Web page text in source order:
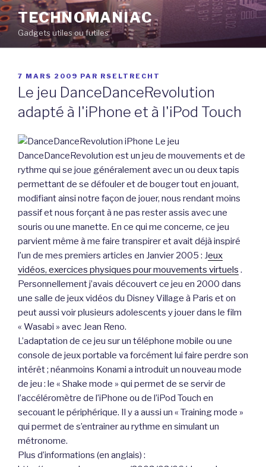
Aller
au
contenu
principal
TECHNOMANIAC
Gadgets utiles ou futiles
PUBLIÉ
LE
7 MARS 2009 PAR RSELTRECHT
Le jeu DanceDanceRevolution
adapté à l'iPhone et à l'iPod Touch
Le jeu
DanceDanceRevolution est un jeu de mouvements et de
rythme qui se joue généralement avec un ou deux tapis
permettant de se défouler et de bouger tout en jouant,
modifiant ainsi notre façon de jouer, nous rendant moins
passif et nous forçant à ne pas rester assis avec une
souris ou une manette. En ce qui me concerne, ce jeu
parvient même à me faire transpirer et avait déjà inspiré
l’un de mes premiers articles en Janvier 2005 : Jeux
vidéos, exercices physiques pour mouvements virtuels .
Personnellement j’avais découvert ce jeu en 2000 dans
une salle de jeux vidéos du Disney Village à Paris et on
peut aussi voir plusieurs adolescents y jouer dans le film
« Wasabi » avec Jean Reno.
L’adaptation de ce jeu sur un téléphone mobile ou une
console de jeux portable va forcément lui faire perdre son
intérêt ; néanmoins Konami a introduit un nouveau mode
de jeu : le « Shake mode » qui permet de se servir de
l’accéléromètre de l’iPhone ou de l’iPod Touch en
secouant le périphérique. Il y a aussi un « Training mode »
qui permet de s’entrainer au rythme en simulant un
métronome.
Plus d’informations (en anglais) :